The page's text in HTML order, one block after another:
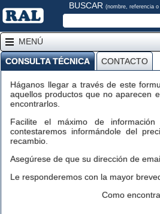
BUSCAR (nombre, referencia o
MENÚ
CONSULTA TÉCNICA CONTACTO
Háganos llegar a través de este
aquellos productos que no aparecen
encontrarlos.
Facilite el máximo de
contestaremos informándole del
recambio.
Asegúrese de que su dirección de
Le responderemos con la mayor
Como